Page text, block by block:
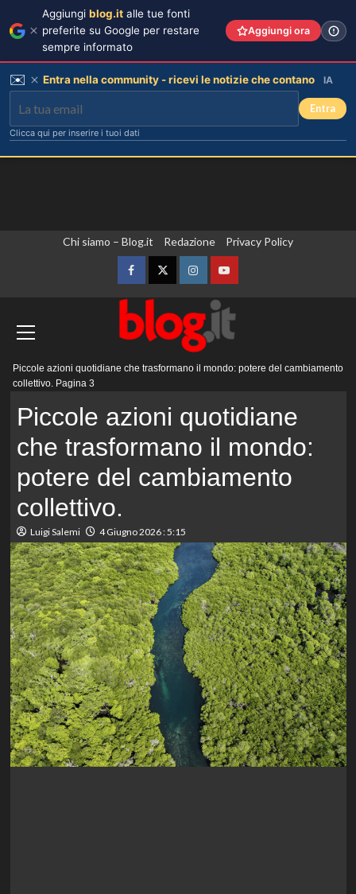
Chi siamo – Blog.it Redazione Privacy Policy
FacebookTwitterInstagramYouTube
principale
Piccole azioni quotidiane che trasformano il mondo: potere del cambiamento
collettivo. Pagina 3
Piccole azioni quotidiane
che trasformano il mondo:
potere del cambiamento
collettivo.
Luigi Salemi 4 Giugno 2026 : 5:15
Aggiungi blog.it alle tue fonti
preferite su Google per restare
sempre informato
Aggiungi ora
✉️ Entra nella community - ricevi le notizie che contano IA
Entra
Clicca qui per inserire i tuoi dati